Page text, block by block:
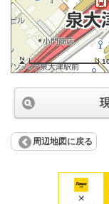
周辺地図に戻る